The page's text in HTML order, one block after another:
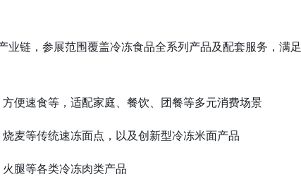
业链，参展范围覆盖冷冻食品全系列产品及配套服务，满足
便速食等，适配家庭、餐饮、团餐等多元消费场景
麦等传统速冻面点，以及创新型冷冻米面产品
腿等各类冷冻肉类产品